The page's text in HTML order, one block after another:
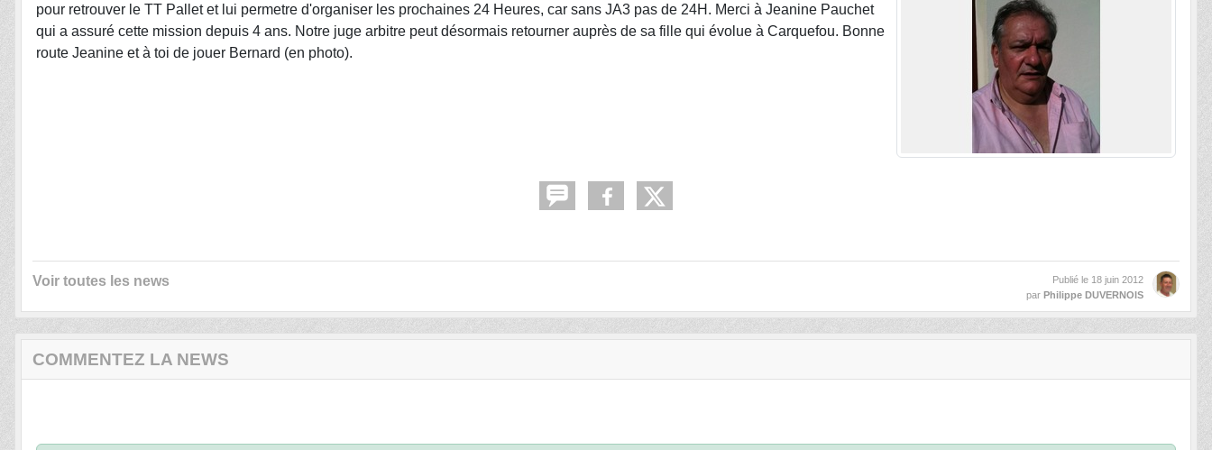
pour retrouver le TT Pallet et lui permetre d'organiser les prochaines 24 Heures, car sans JA3 pas de 24H. Merci à Jeanine Pauchet
qui a assuré cette mission depuis 4 ans. Notre juge arbitre peut désormais retourner auprès de sa fille qui évolue à Carquefou. Bonne
route Jeanine et à toi de jouer Bernard (en photo).
Voir toutes les news Publié le 18 juin 2012
par Philippe DUVERNOIS
COMMENTEZ LA NEWS